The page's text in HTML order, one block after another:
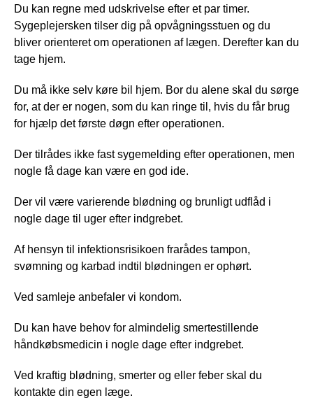
Du kan regne med udskrivelse efter et par timer.
Sygeplejersken tilser dig på opvågningsstuen og du
bliver orienteret om operationen af lægen. Derefter kan du
tage hjem.
Du må ikke selv køre bil hjem. Bor du alene skal du sørge
for, at der er nogen, som du kan ringe til, hvis du får brug
for hjælp det første døgn efter operationen.
Der tilrådes ikke fast sygemelding efter operationen, men
nogle få dage kan være en god ide.
Der vil være varierende blødning og brunligt udflåd i
nogle dage til uger efter indgrebet.
Af hensyn til infektionsrisikoen frarådes tampon,
svømning og karbad indtil blødningen er ophørt.
Ved samleje anbefaler vi kondom.
Du kan have behov for almindelig smertestillende
håndkøbsmedicin i nogle dage efter indgrebet.
Ved kraftig blødning, smerter og eller feber skal du
kontakte din egen læge.